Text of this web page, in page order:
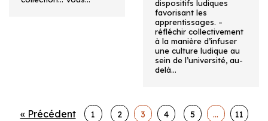
dispositifs ludiques
favorisant les
apprentissages. –
réfléchir collectivement
à la manière d’infuser
une culture ludique au
sein de l’université, au-
delà…
« Précédent 1 2 3 4 5 …
11